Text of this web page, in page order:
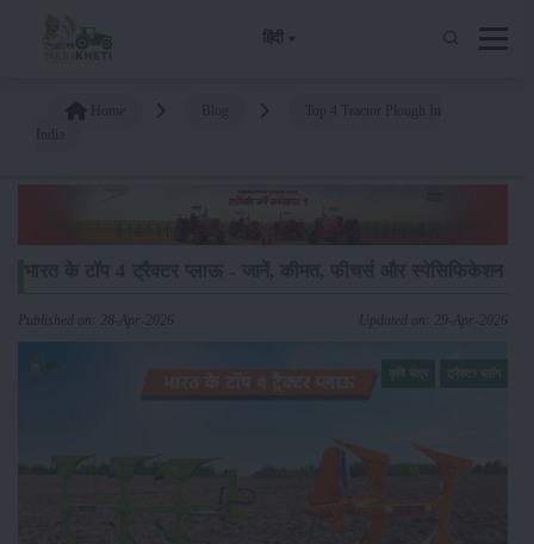
हिंदी
Published on: 28-Apr-2026 Updated on: 29-Apr-2026